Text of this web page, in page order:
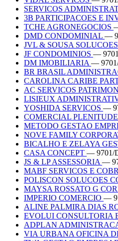
SERVICOS
3B PARTICIPACOES E
TCHE AGRONEGOCIOS
DMD CONDOMINIAL —
JVL & SOUSA
JF CONDOMINIOS —
DM IMOBILIARIA —
BR BRASIL
CAROLINA CARIBE
AC SERVICOS
LISIEUX
YOSHIDA SERVICOS —
COMERCIAL
METODO GESTAO
NOVE FAMILY
BICALHO E ZELAYA
CASA CONCEPT — 9701/
JS & LP ASSESSORIA —
MABF SERVICOS E
POLISCON SOLUCOES
MAYSA ROSSATO G
IMPERIO COMERCIO —
ALINE PALMIRA DIAS
EVOLUI CONSULTORIA
ADPLAN
VIA URBANA OFICINA